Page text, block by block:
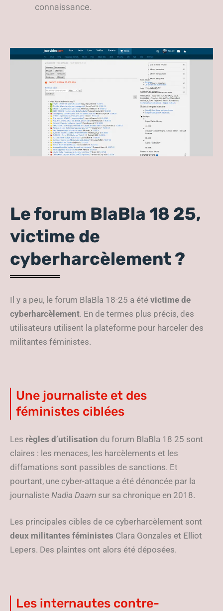
connaissance.
Le forum BlaBla 18 25,
victime de
cyberharcèlement ?
Il y a peu, le forum BlaBla 18-25 a été victime de
cyberharcèlement. En de termes plus précis, des
utilisateurs utilisent la plateforme pour harceler des
militantes féministes.
Une journaliste et des
féministes ciblées
Les règles d’utilisation du forum BlaBla 18 25 sont
claires : les menaces, les harcèlements et les
diffamations sont passibles de sanctions. Et
pourtant, une cyber-attaque a été dénoncée par la
journaliste Nadia Daam sur sa chronique en 2018.
Les principales cibles de ce cyberharcèlement sont
deux militantes féministes Clara Gonzales et Elliot
Lepers. Des plaintes ont alors été déposées.
Les internautes contre-